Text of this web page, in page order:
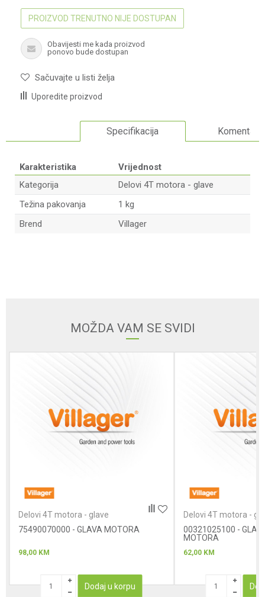
PROIZVOD TRENUTNO NIJE DOSTUPAN
Obavijesti me kada proizvod
ponovo bude dostupan
Sačuvajte u listi želja
Uporedite proizvod
Specifikacija Komentari
Karakteristika
Vrijednost
Kategorija
Delovi 4T motora - glave
Težina pakovanja
1 kg
Brend
Villager
Anti-spam zaštita - izračunajte koliko je 9 - 4 :
MOŽDA VAM SE SVIDI
Delovi 4T motora - glave
75490070000 - GLAVA MOTORA
98,00 KM
Dodaj u korpu
Delovi 4T motora -
00321025100 -
MOTORA
62,00 KM